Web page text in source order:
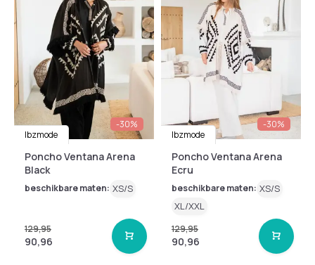
-30%
Ibzmode
Poncho Ventana Arena
Black
beschikbare maten: XS/S
129,95
90,96
-30%
Ibzmode
Poncho Ventana Arena
Ecru
beschikbare maten: XS/S
XL/XXL
129,95
90,96